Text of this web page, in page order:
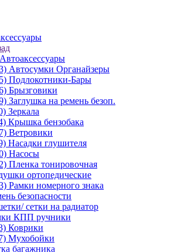
Автосумки Органайзеры
Подлокотники-Бары
Брызговики
Заглушка на ремень безоп.
Зеркала
Крышка бензобака
Ветровики
Насадки глушителя
Насосы
Пленка тонировочная
ортопедические
Рамки номерного знака
безопасности
сетки на радиатор
КПП ручники
Коврики
Мухобойки
багажника